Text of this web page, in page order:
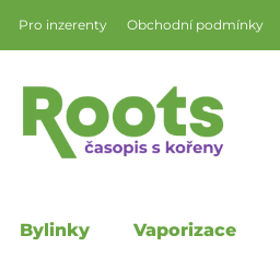
Pro inzerenty Obchodní podmínky
Bylinky Vaporizace